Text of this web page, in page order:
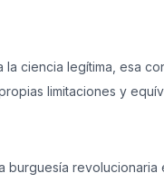
ciencia legítima, esa
limitaciones y
revolucionaria